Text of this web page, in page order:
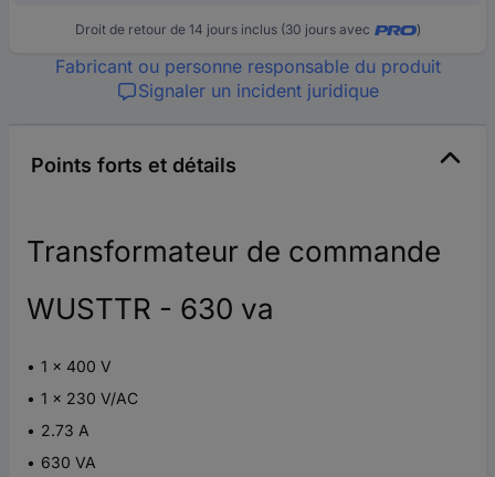
Droit de retour de 14 jours inclus (30 jours avec )
Fabricant ou personne responsable du produit
Signaler un incident juridique
Points forts et détails
Transformateur de commande
WUSTTR - 630 va
1 x 400 V
1 x 230 V/AC
2.73 A
630 VA